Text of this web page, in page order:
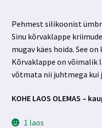
Pehmest silikoonist
Sinu kõrvaklappe
mugav käes hoida. See
Kõrvaklappe on võimalik
võtmata nii juhtmega kui
KOHE LAOS OLEMAS –
1 laos